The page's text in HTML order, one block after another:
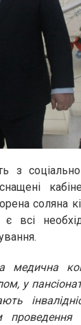
з
соляна
є всі
медична
у
проведення